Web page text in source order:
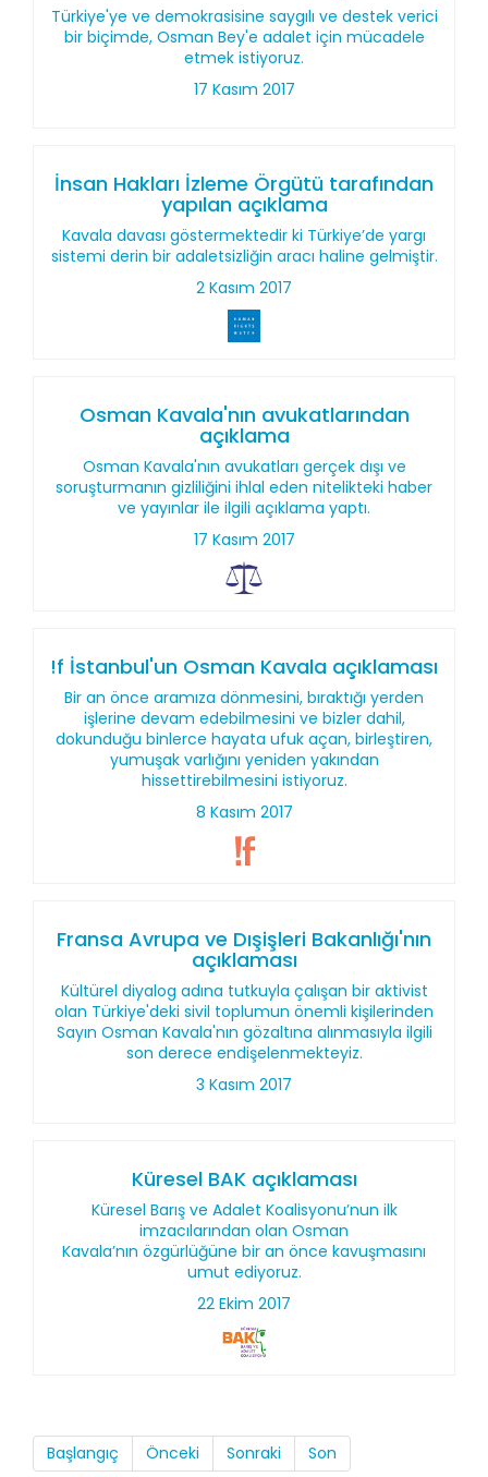
Türkiye'ye ve demokrasisine saygılı ve destek verici
bir biçimde, Osman Bey'e adalet için mücadele
etmek istiyoruz.
17 Kasım 2017
İnsan Hakları İzleme Örgütü tarafından
yapılan açıklama
Kavala davası göstermektedir ki Türkiye’de yargı
sistemi derin bir adaletsizliğin aracı haline gelmiştir.
2 Kasım 2017
Osman Kavala'nın avukatlarından
açıklama
Osman Kavala'nın avukatları gerçek dışı ve
soruşturmanın gizliliğini ihlal eden nitelikteki haber
ve yayınlar ile ilgili açıklama yaptı.
17 Kasım 2017
!f İstanbul'un Osman Kavala açıklaması
Bir an önce aramıza dönmesini, bıraktığı yerden
işlerine devam edebilmesini ve bizler dahil,
dokunduğu binlerce hayata ufuk açan, birleştiren,
yumuşak varlığını yeniden yakından
hissettirebilmesini istiyoruz.
8 Kasım 2017
Fransa Avrupa ve Dışişleri Bakanlığı'nın
açıklaması
Kültürel diyalog adına tutkuyla çalışan bir aktivist
olan Türkiye'deki sivil toplumun önemli kişilerinden
Sayın Osman Kavala'nın gözaltına alınmasıyla ilgili
son derece endişelenmekteyiz.
3 Kasım 2017
Küresel BAK açıklaması
Küresel Barış ve Adalet Koalisyonu’nun ilk
imzacılarından olan Osman
Kavala’nın özgürlüğüne bir an önce kavuşmasını
umut ediyoruz.
22 Ekim 2017
Başlangıç Önceki Sonraki Son